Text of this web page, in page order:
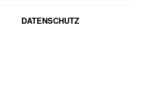
DATENSCHUTZ